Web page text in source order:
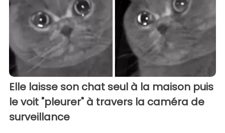
Elle laisse son chat seul à la maison puis
le voit "pleurer" à travers la caméra de
surveillance